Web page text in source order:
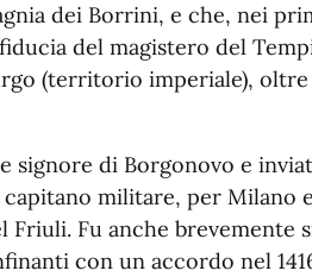
dei Borrini, e che, nei
del magistero del
(territorio imperiale),
signore di Borgonovo e
militare, per Milano
Friuli. Fu anche brevemente
con un accordo nel